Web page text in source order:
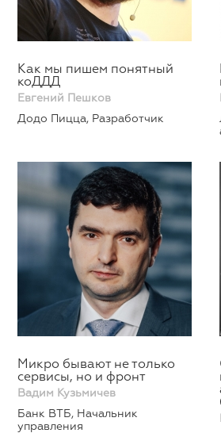
Как мы пишем понятный
коДДД
Евгений Пешков
Додо Пицца, Разработчик
Микро бывают не только
сервисы, но и фронт
Вадим Кузьмичев
Банк ВТБ, Начальник
управления